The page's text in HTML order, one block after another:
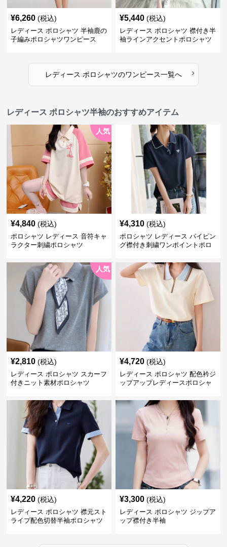
¥6,260 (税込)
レディース ポロシャツ 半袖鹿の
子編みポロシャツワンピース
¥5,440 (税込)
レディース ポロシャツ 襟付き半
袖ラインアクセントポロシャツ
レディース ポロシャツのワンピース一覧へ ›
レディース ポロシャツ半袖のおすすめアイテム
人気
¥4,840 (税込)
ポロシャツ レディース 音符キャ
ラクター刺繍ポロシャツ
¥4,310 (税込)
ポロシャツ レディース パイピン
グ襟付き刺繍ワンポイントポロ
人気
¥2,810 (税込)
レディース ポロシャツ スカーフ
付きニット素材ポロシャツ
¥4,720 (税込)
レディース ポロシャツ 配色衿ジ
ップアップレディースポロシャ
¥4,220 (税込)
レディース ポロシャツ 襟元スト
ライプ配色切替半袖ポロシャツ
¥3,300 (税込)
レディース ポロシャツ ジップア
ップ襟付き半袖